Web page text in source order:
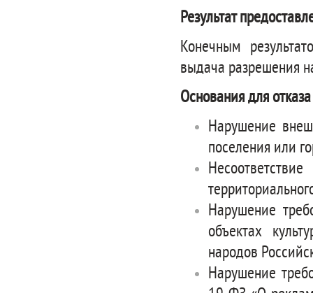
Результат
Конечным
выдача разрешения
Основания для
Нарушение
поселения или
Нарушение
объектах
народов
Нарушение